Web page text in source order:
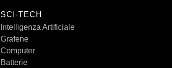
SCI-TECH
Intelligenza Artificiale
Grafene
Computer
Batterie